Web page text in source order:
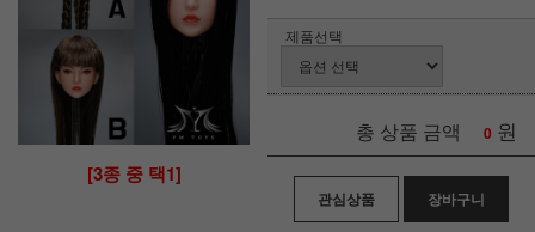
[3종 중 택1]
제품선택
총 상품 금액 0 원
관심상품 장바구니